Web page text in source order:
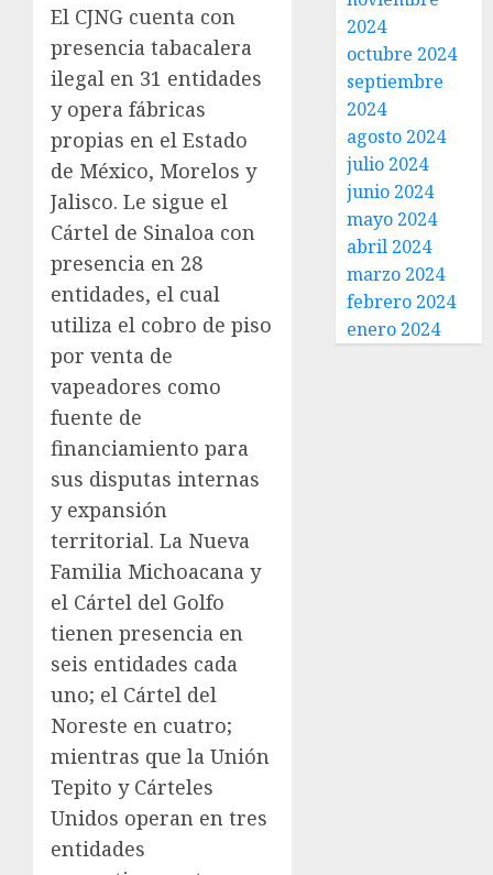
El CJNG cuenta con
presencia tabacalera
ilegal en 31 entidades
y opera fábricas
propias en el Estado
de México, Morelos y
Jalisco. Le sigue el
Cártel de Sinaloa con
presencia en 28
entidades, el cual
utiliza el cobro de piso
por venta de
vapeadores como
fuente de
financiamiento para
sus disputas internas
y expansión
territorial. La Nueva
Familia Michoacana y
el Cártel del Golfo
tienen presencia en
seis entidades cada
uno; el Cártel del
Noreste en cuatro;
mientras que la Unión
Tepito y Cárteles
Unidos operan en tres
entidades
2024
octubre 2024
septiembre
2024
agosto 2024
julio 2024
junio 2024
mayo 2024
abril 2024
marzo 2024
febrero 2024
enero 2024